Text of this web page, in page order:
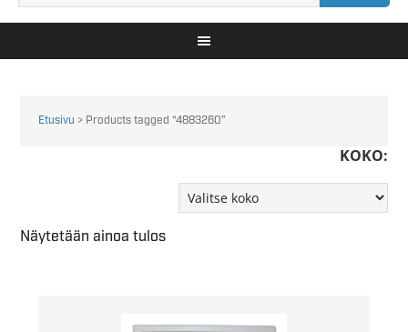
Etusivu > Products tagged “4883260”
KOKO:
Näytetään ainoa tulos